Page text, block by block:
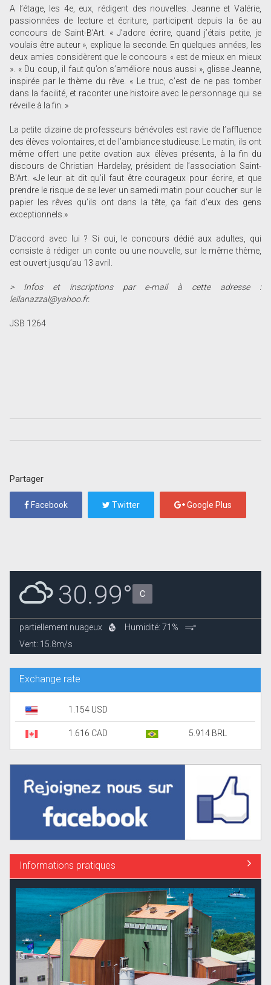
A l’étage, les 4e, eux, rédigent des nouvelles. Jeanne et Valérie,
passionnées de lecture et écriture, participent depuis la 6e au
concours de Saint-B’Art. « J’adore écrire, quand j’étais petite, je
voulais être auteur », explique la seconde. En quelques années, les
deux amies considèrent que le concours « est de mieux en mieux
». « Du coup, il faut qu’on s’améliore nous aussi », glisse Jeanne,
inspirée par le thème du rêve. « Le truc, c’est de ne pas tomber
dans la facilité, et raconter une histoire avec le personnage qui se
réveille à la fin. »
La petite dizaine de professeurs bénévoles est ravie de l’affluence
des élèves volontaires, et de l’ambiance studieuse. Le matin, ils ont
même offert une petite ovation aux élèves présents, à la fin du
discours de Christian Hardelay, président de l’association Saint-
B’Art. «Je leur ait dit qu’il faut être courageux pour écrire, et que
prendre le risque de se lever un samedi matin pour coucher sur le
papier les rêves qu’ils ont dans la tête, ça fait d’eux des gens
exceptionnels.»
D’accord avec lui ? Si oui, le concours dédié aux adultes, qui
consiste à rédiger un conte ou une nouvelle, sur le même thème,
est ouvert jusqu’au 13 avril.
> Infos et inscriptions par e-mail à cette adresse :
leilanazzal@yahoo.fr.
JSB 1264
Partager
Facebook Twitter Google Plus
30.99° C
partiellement nuageux
Humidité: 71%
Vent: 15.8m/s
Exchange rate
1.154 USD
1.616 CAD 5.914 BRL
Informations pratiques